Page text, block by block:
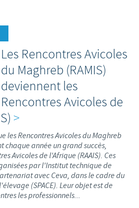
vaccination
scientifique
NOUS
Les Rencontres Avicoles
du Maghreb (RAMIS)
deviennent les
Rencontres Avicoles de
>
les Rencontres Avicoles du Maghreb
chaque année un grand succès,
Avicoles de l'Afrique (RAAIS). Ces
par l'Institut technique de
avec Ceva, dans le cadre du
(SPACE). Leur objet est de
les professionnels...